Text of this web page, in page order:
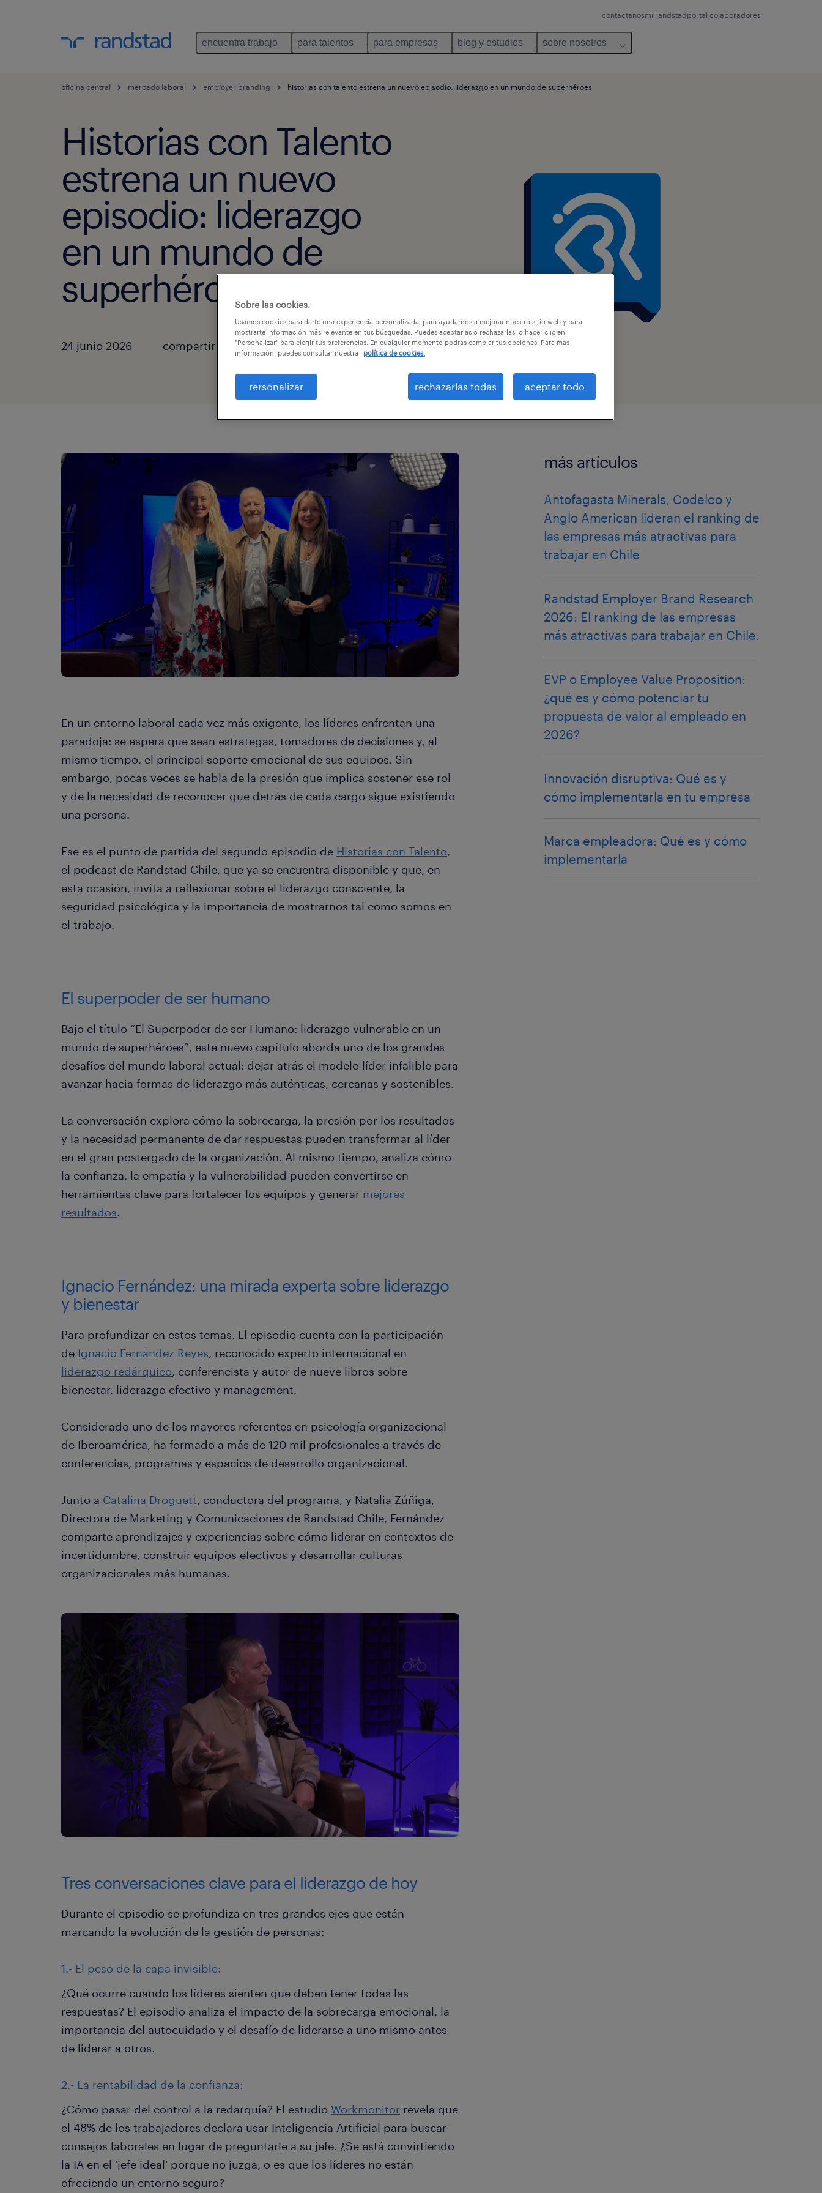
contactanosmi randstadportal colaboradores
encuentra trabajo para talentos para empresas blog y estudios sobre nosotros
oficina central mercado laboral employer branding historias con talento estrena un nuevo episodio: liderazgo en un mundo de superhéroes
Historias con Talento
estrena un nuevo
episodio: liderazgo
en un mundo de
superhéroes
24 junio 2026 compartir artículos
En un entorno laboral cada vez más exigente, los líderes enfrentan una
paradoja: se espera que sean estrategas, tomadores de decisiones y, al
mismo tiempo, el principal soporte emocional de sus equipos. Sin
embargo, pocas veces se habla de la presión que implica sostener ese rol
y de la necesidad de reconocer que detrás de cada cargo sigue existiendo
una persona.
Ese es el punto de partida del segundo episodio de Historias con Talento,
el podcast de Randstad Chile, que ya se encuentra disponible y que, en
esta ocasión, invita a reflexionar sobre el liderazgo consciente, la
seguridad psicológica y la importancia de mostrarnos tal como somos en
el trabajo.
El superpoder de ser humano
Bajo el título “El Superpoder de ser Humano: liderazgo vulnerable en un
mundo de superhéroes”, este nuevo capítulo aborda uno de los grandes
desafíos del mundo laboral actual: dejar atrás el modelo líder infalible para
avanzar hacia formas de liderazgo más auténticas, cercanas y sostenibles.
La conversación explora cómo la sobrecarga, la presión por los resultados
y la necesidad permanente de dar respuestas pueden transformar al líder
en el gran postergado de la organización. Al mismo tiempo, analiza cómo
la confianza, la empatía y la vulnerabilidad pueden convertirse en
herramientas clave para fortalecer los equipos y generar mejores
resultados.
Ignacio Fernández: una mirada experta sobre liderazgo
y bienestar
Para profundizar en estos temas. El episodio cuenta con la participación
de Ignacio Fernández Reyes, reconocido experto internacional en
liderazgo redárquico, conferencista y autor de nueve libros sobre
bienestar, liderazgo efectivo y management.
Considerado uno de los mayores referentes en psicología organizacional
de Iberoamérica, ha formado a más de 120 mil profesionales a través de
conferencias, programas y espacios de desarrollo organizacional.
Junto a Catalina Droguett, conductora del programa, y Natalia Zúñiga,
Directora de Marketing y Comunicaciones de Randstad Chile, Fernández
comparte aprendizajes y experiencias sobre cómo liderar en contextos de
incertidumbre, construir equipos efectivos y desarrollar culturas
organizacionales más humanas.
Tres conversaciones clave para el liderazgo de hoy
Durante el episodio se profundiza en tres grandes ejes que están
marcando la evolución de la gestión de personas:
1.- El peso de la capa invisible:
¿Qué ocurre cuando los líderes sienten que deben tener todas las
respuestas? El episodio analiza el impacto de la sobrecarga emocional, la
importancia del autocuidado y el desafío de liderarse a uno mismo antes
de liderar a otros.
2.- La rentabilidad de la confianza:
¿Cómo pasar del control a la redarquía? El estudio Workmonitor revela que
el 48% de los trabajadores declara usar Inteligencia Artificial para buscar
consejos laborales en lugar de preguntarle a su jefe. ¿Se está convirtiendo
la IA en el 'jefe ideal' porque no juzga, o es que los líderes no están
ofreciendo un entorno seguro?
más artículos
Antofagasta Minerals, Codelco y
Anglo American lideran el ranking de
las empresas más atractivas para
trabajar en Chile
Randstad Employer Brand Research
2026: El ranking de las empresas
más atractivas para trabajar en Chile.
EVP o Employee Value Proposition:
¿qué es y cómo potenciar tu
propuesta de valor al empleado en
2026?
Innovación disruptiva: Qué es y
cómo implementarla en tu empresa
Marca empleadora: Qué es y cómo
implementarla
Sobre las cookies.
Usamos cookies para darte una experiencia personalizada, para ayudarnos a mejorar nuestro sitio web y para
mostrarte información más relevante en tus búsquedas. Puedes aceptarlas o rechazarlas, o hacer clic en
"Personalizar" para elegir tus preferencias. En cualquier momento podrás cambiar tus opciones. Para más
información, puedes consultar nuestra
política de cookies.
rersonalizar rechazarlas todas aceptar todo